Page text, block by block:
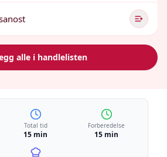
alle i handlelisten
Total tid
15 min
Forberedelse
15 min